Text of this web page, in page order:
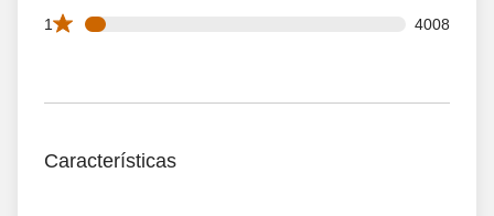
1 4008
4008 1 star reviews out of 61866 reviews
Características